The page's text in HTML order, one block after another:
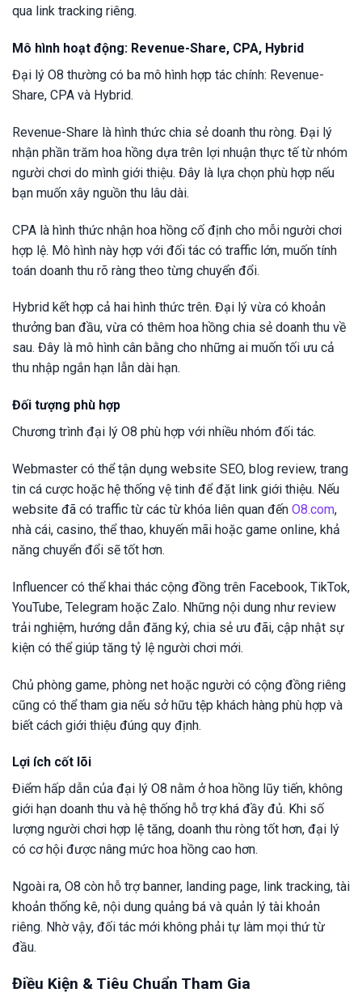
qua link tracking riêng.
Mô hình hoạt động: Revenue-Share, CPA, Hybrid
Đại lý O8 thường có ba mô hình hợp tác chính: Revenue-
Share, CPA và Hybrid.
Revenue-Share là hình thức chia sẻ doanh thu ròng. Đại lý
nhận phần trăm hoa hồng dựa trên lợi nhuận thực tế từ nhóm
người chơi do mình giới thiệu. Đây là lựa chọn phù hợp nếu
bạn muốn xây nguồn thu lâu dài.
CPA là hình thức nhận hoa hồng cố định cho mỗi người chơi
hợp lệ. Mô hình này hợp với đối tác có traffic lớn, muốn tính
toán doanh thu rõ ràng theo từng chuyển đổi.
Hybrid kết hợp cả hai hình thức trên. Đại lý vừa có khoản
thưởng ban đầu, vừa có thêm hoa hồng chia sẻ doanh thu về
sau. Đây là mô hình cân bằng cho những ai muốn tối ưu cả
thu nhập ngắn hạn lẫn dài hạn.
Đối tượng phù hợp
Chương trình đại lý O8 phù hợp với nhiều nhóm đối tác.
Webmaster có thể tận dụng website SEO, blog review, trang
tin cá cược hoặc hệ thống vệ tinh để đặt link giới thiệu. Nếu
website đã có traffic từ các từ khóa liên quan đến O8.com,
nhà cái, casino, thể thao, khuyến mãi hoặc game online, khả
năng chuyển đổi sẽ tốt hơn.
Influencer có thể khai thác cộng đồng trên Facebook, TikTok,
YouTube, Telegram hoặc Zalo. Những nội dung như review
trải nghiệm, hướng dẫn đăng ký, chia sẻ ưu đãi, cập nhật sự
kiện có thể giúp tăng tỷ lệ người chơi mới.
Chủ phòng game, phòng net hoặc người có cộng đồng riêng
cũng có thể tham gia nếu sở hữu tệp khách hàng phù hợp và
biết cách giới thiệu đúng quy định.
Lợi ích cốt lõi
Điểm hấp dẫn của đại lý O8 nằm ở hoa hồng lũy tiến, không
giới hạn doanh thu và hệ thống hỗ trợ khá đầy đủ. Khi số
lượng người chơi hợp lệ tăng, doanh thu ròng tốt hơn, đại lý
có cơ hội được nâng mức hoa hồng cao hơn.
Ngoài ra, O8 còn hỗ trợ banner, landing page, link tracking, tài
khoản thống kê, nội dung quảng bá và quản lý tài khoản
riêng. Nhờ vậy, đối tác mới không phải tự làm mọi thứ từ
đầu.
Điều Kiện & Tiêu Chuẩn Tham Gia